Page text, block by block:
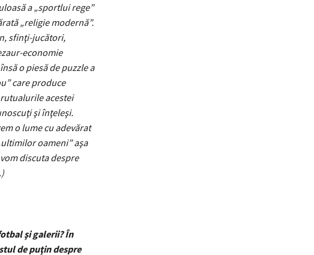
a „sportlui rege”
„religie modernă”.
sfinţi-jucători,
economie
o piesă de puzzle a
care produce
acestei
şi înţeleşi.
o lume cu adevărat
oameni” aşa
discuta despre
şi galerii? În
de puţin despre